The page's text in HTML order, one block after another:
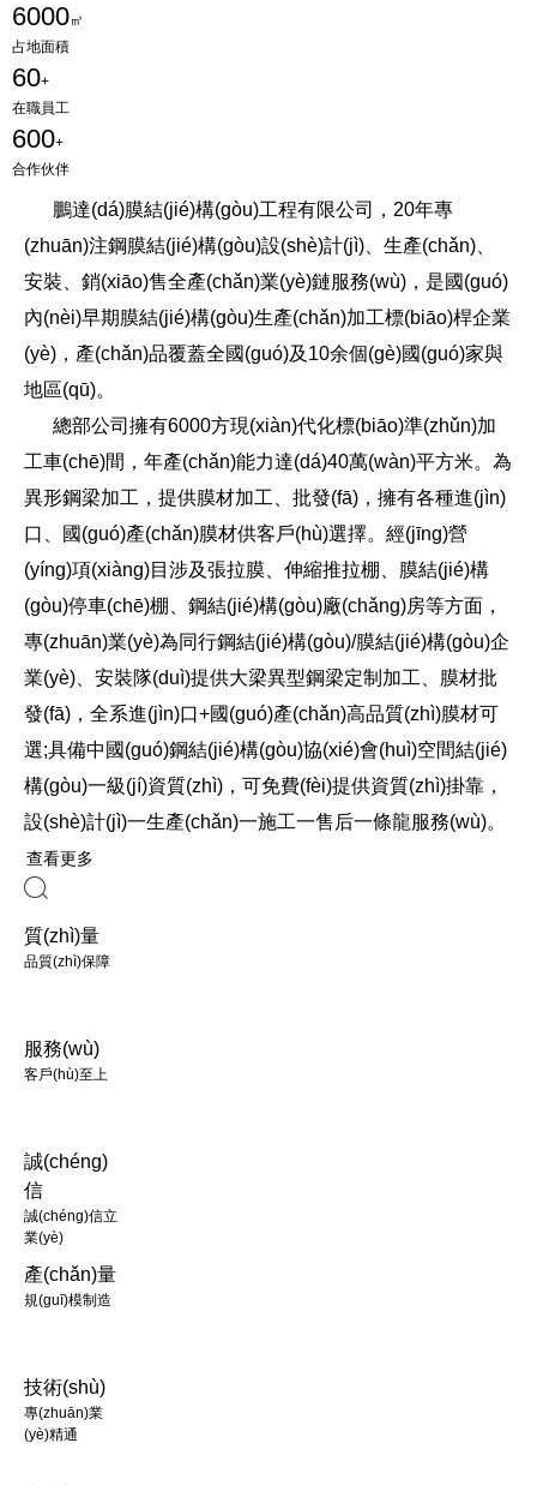
6000㎡
占地面積
60+
在職員工
600+
合作伙伴
鵬達(dá)膜結(jié)構(gòu)工程有限公司，20年專
(zhuān)注鋼膜結(jié)構(gòu)設(shè)計(jì)、生產(chǎn)、
安裝、銷(xiāo)售全產(chǎn)業(yè)鏈服務(wù)，是國(guó)
內(nèi)早期膜結(jié)構(gòu)生產(chǎn)加工標(biāo)桿企業
(yè)，產(chǎn)品覆蓋全國(guó)及10余個(gè)國(guó)家與
地區(qū)。
總部公司擁有6000方現(xiàn)代化標(biāo)準(zhǔn)加
工車(chē)間，年產(chǎn)能力達(dá)40萬(wàn)平方米。為
異形鋼梁加工，提供膜材加工、批發(fā)，擁有各種進(jìn)
口、國(guó)產(chǎn)膜材供客戶(hù)選擇。經(jīng)營
(yíng)項(xiàng)目涉及張拉膜、伸縮推拉棚、膜結(jié)構
(gòu)停車(chē)棚、鋼結(jié)構(gòu)廠(chǎng)房等方面，
專(zhuān)業(yè)為同行鋼結(jié)構(gòu)/膜結(jié)構(gòu)企
業(yè)、安裝隊(duì)提供大梁異型鋼梁定制加工、膜材批
發(fā)，全系進(jìn)口+國(guó)產(chǎn)高品質(zhì)膜材可
選;具備中國(guó)鋼結(jié)構(gòu)協(xié)會(huì)空間結(jié)
構(gòu)一級(jí)資質(zhì)，可免費(fèi)提供資質(zhì)掛靠，
設(shè)計(jì)一生產(chǎn)一施工一售后一條龍服務(wù)。
查看更多
質(zhì)量
品質(zhì)保障
服務(wù)
客戶(hù)至上
誠(chéng)
信
誠(chéng)信立
業(yè)
產(chǎn)量
規(guī)模制造
技術(shù)
專(zhuān)業
(yè)精通